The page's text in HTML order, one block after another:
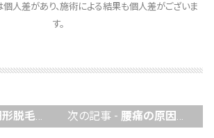
人差があり、施術による結果も個人差がございま
す。
症の鍼灸施術について 次の記事 - 腰痛の原因は骨や神経だけではない？